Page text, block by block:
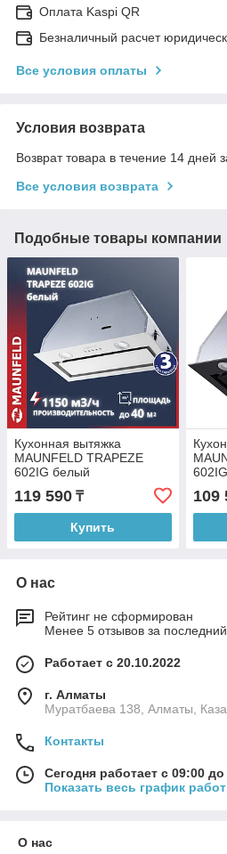
Оплата Kaspi QR
Безналичный расчет
Все условия оплаты
Условия возврата
Возврат товара в течение 14 дней
Все условия возврата
Подобные товары компании
Кухонная вытяжка
MAUNFELD TRAPEZE
602IG белый
119 590 ₸
Купить
109
О нас
Рейтинг не сформирован
Менее 5 отзывов за
Работает с 20.10.2022
г. Алматы
Муратбаева 138, Алматы,
Контакты
Сегодня работает с 09:00
Показать весь график
О нас